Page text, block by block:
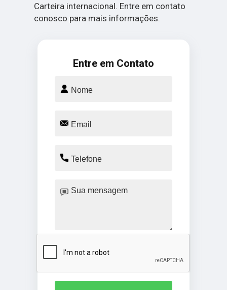
Carteira internacional. Entre em contato
conosco para mais informações.
Entre em Contato